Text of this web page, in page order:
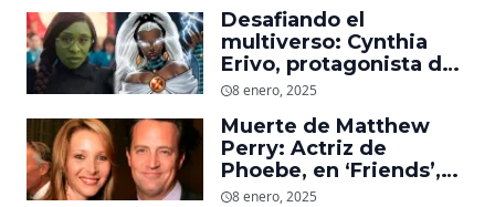
en EU
Desafiando el
multiverso: Cynthia
Erivo, protagonista de
‘Wicked’, quiere ser
8 enero, 2025
Muerte de Matthew
Perry: Actriz de
Phoebe, en ‘Friends’,
descubre un emotivo
8 enero, 2025